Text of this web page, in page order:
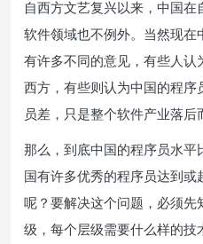
自西方文艺复兴以来，中国在
软件领域也不例外。当然现
有许多不同的意见，有些人
西方，有些则认为中国的程
员差，只是整个软件产业落后
那么，到底中国的程序员水平
国有许多优秀的程序员达到
呢？要解决这个问题，必须
级，每个层级需要什么样的